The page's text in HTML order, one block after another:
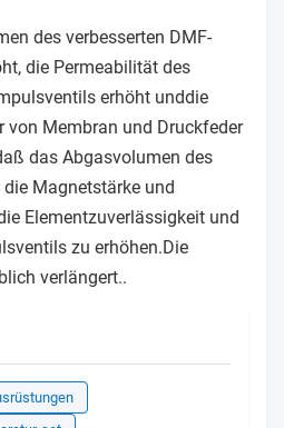
des verbesserten DMF-
die Permeabilität des
erhöht unddie
von Membran und Druckfeder
das Abgasvolumen des
Magnetstärke und
Elementzuverlässigkeit und
zu erhöhen.Die
verlängert..